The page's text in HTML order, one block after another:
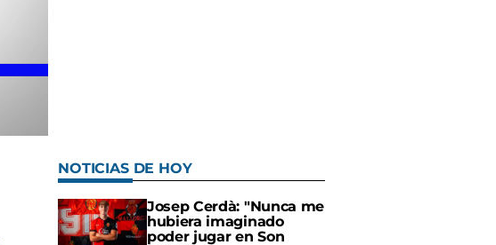
NOTICIAS DE HOY
Josep Cerdà: "Nunca me
hubiera imaginado
poder jugar en Son